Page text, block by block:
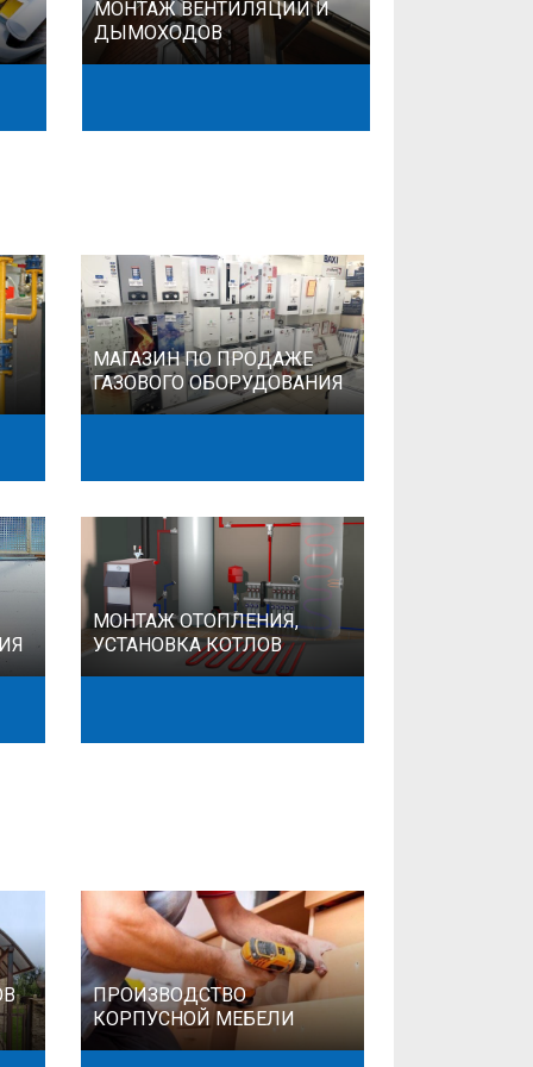
МОНТАЖ ВЕНТИЛЯЦИИ И
ДЫМОХОДОВ
МАГАЗИН ПО ПРОДАЖЕ
ГАЗОВОГО ОБОРУДОВАНИЯ
МОНТАЖ ОТОПЛЕНИЯ,
УСТАНОВКА КОТЛОВ
ПРОИЗВОДСТВО
КОРПУСНОЙ МЕБЕЛИ